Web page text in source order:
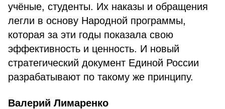
учёные, студенты. Их наказы и обращения
легли в основу Народной программы,
которая за эти годы показала свою
эффективность и ценность. И новый
стратегический документ Единой России
разрабатывают по такому же принципу.
Валерий Лимаренко